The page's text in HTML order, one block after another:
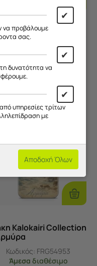
Kalokairi Collection
Κωδικός:FRG85945
Άμεσαδιαθέσιμο
9,90
Kalokairi Collection
Κωδικός: FRG54953
Άμεσα διαθέσιμο
✔
να προβάλουμε
σας.
✔
δυνατότητα να
✔
υπηρεσίες τρίτων
με
Αποδοχή Όλων